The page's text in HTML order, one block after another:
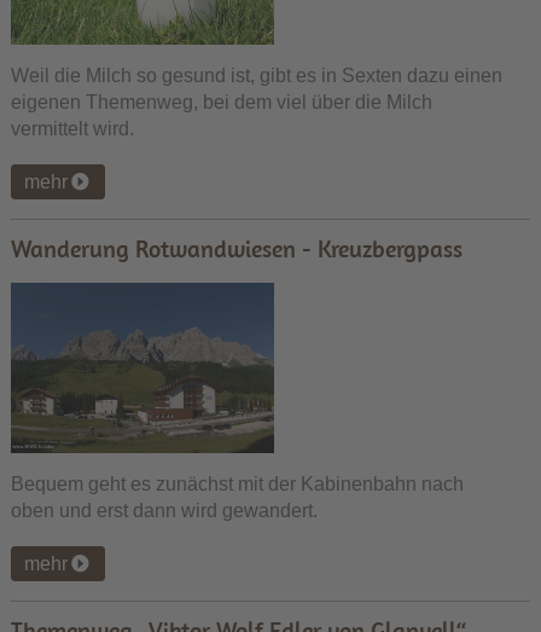
Weil die Milch so gesund ist, gibt es in Sexten dazu einen
eigenen Themenweg, bei dem viel über die Milch
vermittelt wird.
mehr
Wanderung Rotwandwiesen - Kreuzbergpass
Bequem geht es zunächst mit der Kabinenbahn nach
oben und erst dann wird gewandert.
mehr